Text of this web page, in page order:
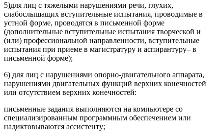
5)для лиц с тяжелыми нарушениями речи, глухих,
слабослышащих вступительные испытания, проводимые в
устной форме, проводятся в письменной форме
(дополнительные вступительные испытания творческой и
(или) профессиональной направленности, вступительные
испытания при приеме в магистратуру и аспирантуру– в
письменной форме);
6) для лиц с нарушениями опорно-двигательного аппарата,
нарушениями двигательных функций верхних конечностей
или отсутствием верхних конечностей:
письменные задания выполняются на компьютере со
специализированным программным обеспечением или
надиктовываются ассистенту;